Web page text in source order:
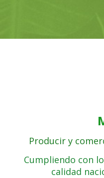
Producir y
Cumpliendo con
calidad